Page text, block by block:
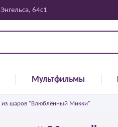
64с1
Мультфильмы
из шаров "Влюблённый Микки"